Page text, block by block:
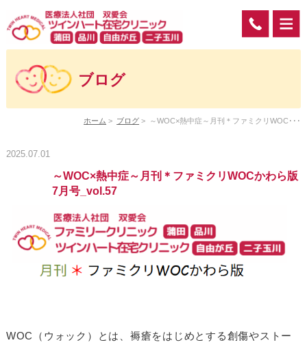
ブログ
ホーム > ブログ > ～WOC×熱中症～月刊＊ファミクリWOC･･･
2025.07.01
～WOC×熱中症～月刊＊ファミクリWOCかわら版
7月号_vol.57
WOC（ウォック）とは、褥瘡をはじめとする創傷やストー